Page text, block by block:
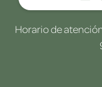
Horario de